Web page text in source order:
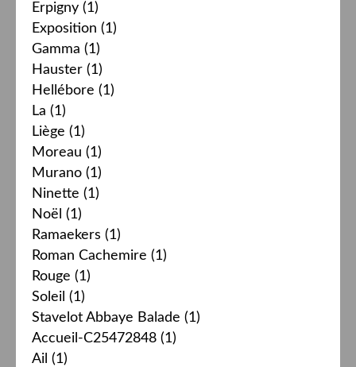
Erpigny (1)
Exposition (1)
Gamma (1)
Hauster (1)
Hellébore (1)
La (1)
Liège (1)
Moreau (1)
Murano (1)
Ninette (1)
Noël (1)
Ramaekers (1)
Roman Cachemire (1)
Rouge (1)
Soleil (1)
Stavelot Abbaye Balade (1)
Accueil-C25472848 (1)
Ail (1)